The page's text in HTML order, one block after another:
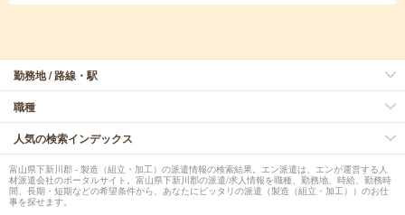
勤務地 / 路線・駅
職種
人気の検索インデックス
富山県下新川郡 - 製造（組立・加工）の派遣情報の検索結果。エン派遣は、エンが運営する人
材派遣会社のポータルサイト。富山県下新川郡の派遣/求人情報を職種、勤務地、時給、勤務時
間、長期・短期などの希望条件から、あなたにピッタリの派遣（製造（組立・加工））のお仕
事を探せます。